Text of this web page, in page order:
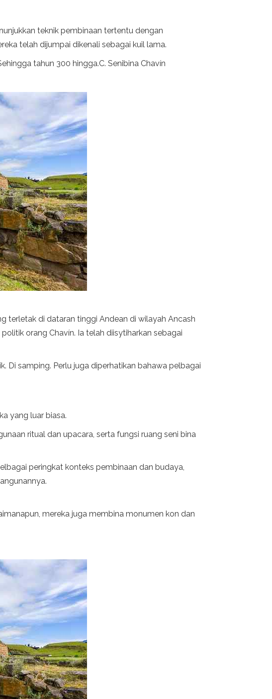
teknik pembinaan tertentu dengan
telah dijumpai dikenali sebagai kuil lama.
tahun 300 hingga.C. Senibina Chavín
terletak di dataran tinggi Andean di wilayah Ancash
orang Chavín. Ia telah diisytiharkan sebagai
Di samping. Perlu juga diperhatikan bahawa pelbagai
yang luar biasa.
ritual dan upacara, serta fungsi ruang seni bina
peringkat konteks pembinaan dan budaya,
mereka juga membina monumen kon dan